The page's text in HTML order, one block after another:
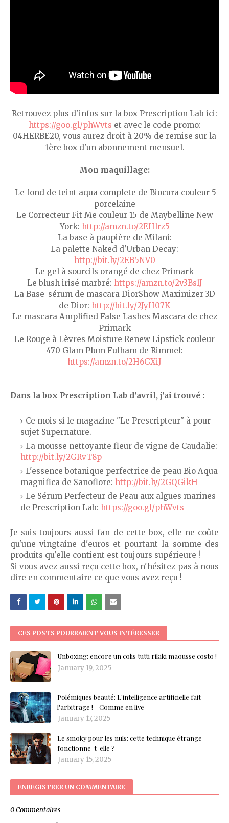
Retrouvez plus d'infos sur la box Prescription Lab ici:
https://goo.gl/phWvts et avec le code promo:
04HERBE20, vous aurez droit à 20% de remise sur la
1ère box d'un abonnement mensuel.
Mon maquillage:
Le fond de teint aqua complete de Biocura couleur 5
porcelaine
Le Correcteur Fit Me couleur 15 de Maybelline New
York: http://amzn.to/2EHlrz5
La base à paupière de Milani:
La palette Naked d'Urban Decay:
http://bit.ly/2EB5NV0
Le gel à sourcils orangé de chez Primark
Le blush irisé marbré: https://amzn.to/2v3Bs1J
La Base-sérum de mascara DiorShow Maximizer 3D
de Dior: http://bit.ly/2JyH07K
Le mascara Amplified False Lashes Mascara de chez
Primark
Le Rouge à Lèvres Moisture Renew Lipstick couleur
470 Glam Plum Fulham de Rimmel:
https://amzn.to/2H6GXiJ
Dans la box Prescription Lab d'avril, j'ai trouvé :
Ce mois si le magazine "Le Prescripteur" à pour
sujet Supernature.
La mousse nettoyante fleur de vigne de Caudalie:
http://bit.ly/2GRvT8p
L'essence botanique perfectrice de peau Bio Aqua
magnifica de Sanoflore: http://bit.ly/2GQGikH
Le Sérum Perfecteur de Peau aux algues marines
de Prescription Lab: https://goo.gl/phWvts
Je suis toujours aussi fan de cette box, elle ne coûte
qu'une vingtaine d'euros et pourtant la somme des
produits qu'elle contient est toujours supérieure !
Si vous avez aussi reçu cette box, n'hésitez pas à nous
dire en commentaire ce que vous avez reçu !
CES POSTS POURRAIENT VOUS INTÉRESSER
Unboxing: encore un colis tutti rikiki maousse costo !
January 19, 2025
Polémiques beauté: L'intelligence artificielle fait
l'arbitrage ! - Comme en live
January 17, 2025
Le smoky pour les nuls: cette technique étrange
fonctionne-t-elle ?
January 15, 2025
ENREGISTRER UN COMMENTAIRE
0 Commentaires